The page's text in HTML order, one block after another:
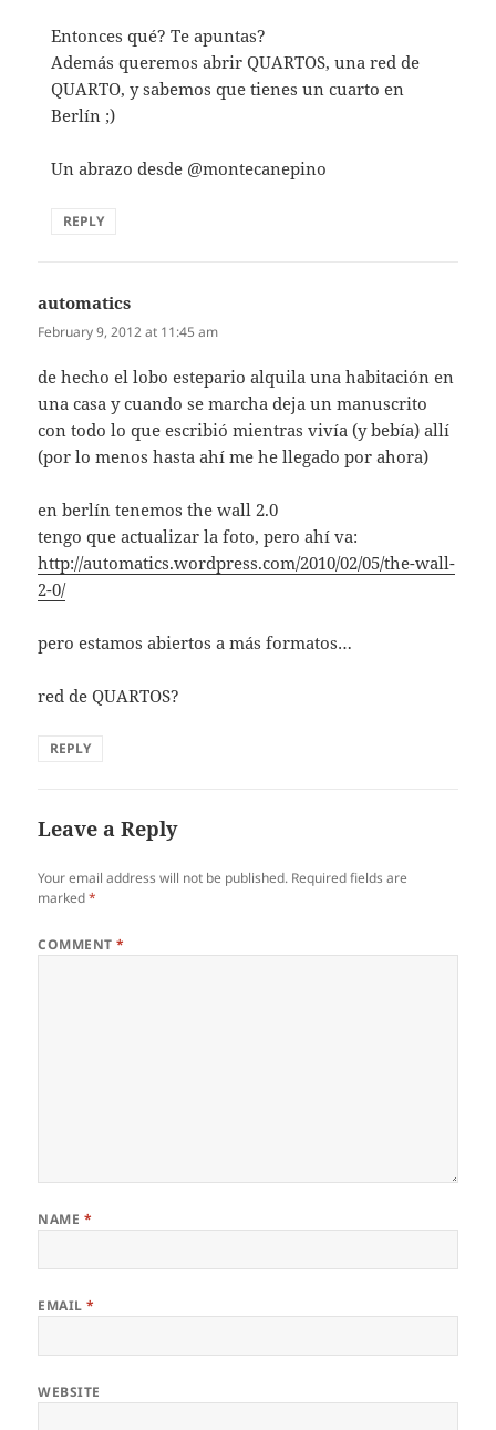
Entonces qué? Te apuntas?
Además queremos abrir QUARTOS, una red de
QUARTO, y sabemos que tienes un cuarto en
Berlín ;)
Un abrazo desde @montecanepino
REPLY
automatics
February 9, 2012 at 11:45 am
de hecho el lobo estepario alquila una habitación en
una casa y cuando se marcha deja un manuscrito
con todo lo que escribió mientras vivía (y bebía) allí
(por lo menos hasta ahí me he llegado por ahora)
en berlín tenemos the wall 2.0
tengo que actualizar la foto, pero ahí va:
http://automatics.wordpress.com/2010/02/05/the-wall-
2-0/
pero estamos abiertos a más formatos…
red de QUARTOS?
REPLY
Leave a Reply
Your email address will not be published. Required fields are
marked*
COMMENT*
NAME *
EMAIL*
WEBSITE